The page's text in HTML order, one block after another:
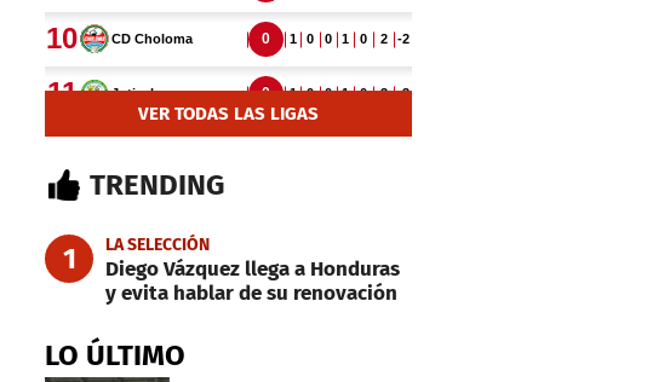
VER TODAS LAS LIGAS
TRENDING
1 LA SELECCIÓN
Diego Vázquez llega a Honduras
y evita hablar de su renovación
LO ÚLTIMO